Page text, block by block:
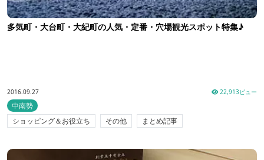
多気町・大台町・大紀町の人気・定番・穴場観光スポット特集♪
2016.09.27 22,913ビュー
中南勢
ショッピング＆お役立ち
その他 まとめ記事